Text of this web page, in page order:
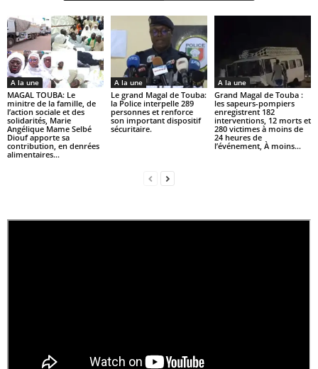
A la une
MAGAL TOUBA: Le
minitre de la famille, de
l’action sociale et des
solidarités, Marie
Angélique Mame Selbé
Diouf apporte sa
contribution, en denrées
alimentaires...
A la une
Le grand Magal de Touba:
la Police interpelle 289
personnes et renforce
son important dispositif
sécuritaire.
A la une
Grand Magal de Touba :
les sapeurs-pompiers
enregistrent 182
interventions, 12 morts et
280 victimes à moins de
24 heures de
l’événement, À moins...